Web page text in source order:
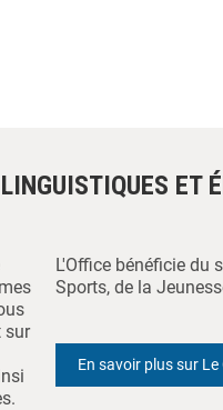
ET
sur
L'Office bénéficie du
Sports, de la
En savoir plus sur